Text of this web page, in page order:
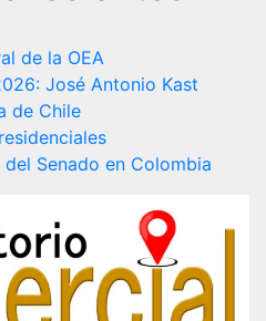
de la OEA
José Antonio Kast
de Chile
Senado en Colombia